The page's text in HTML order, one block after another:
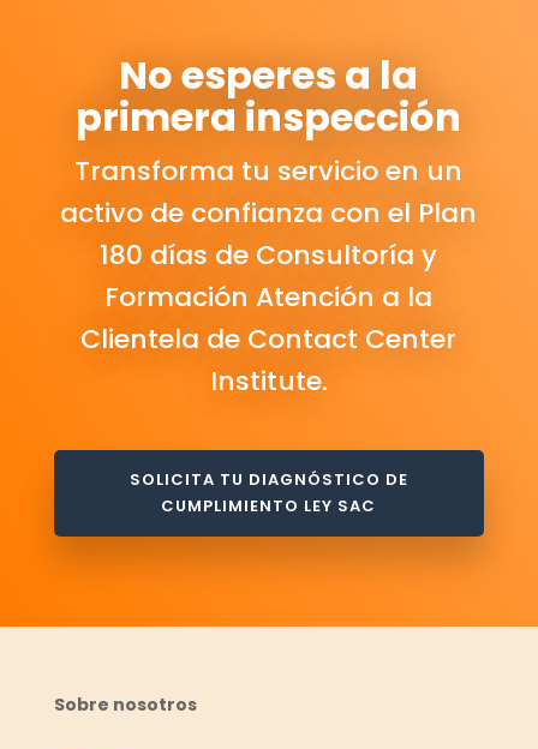
No esperes a la
primera inspección
Transforma tu servicio en un
activo de confianza con el Plan
180 días de Consultoría y
Formación Atención a la
Clientela de Contact Center
Institute.
SOLICITA TU DIAGNÓSTICO DE
CUMPLIMIENTO LEY SAC
Sobre nosotros